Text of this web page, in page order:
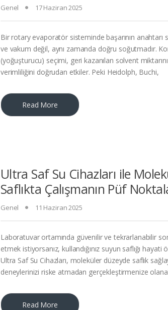
Genel 17 Haziran 2025
Bir rotary evaporatör sisteminde başarının anahtarı
ve vakum değil, aynı zamanda doğru soğutmadır.
(yoğuşturucu) seçimi, geri kazanılan solvent
verimliliğini doğrudan etkiler. Peki Heidolph, Buchi,
Read More
Ultra Saf Su Cihazları ile
Saflıkta Çalışmanın Püf
Genel 11 Haziran 2025
Laboratuvar ortamında güvenilir ve tekrarlanabilir
etmek istiyorsanız, kullandığınız suyun saflığı hayati
Ultra Saf Su Cihazları, moleküler düzeyde saflık
deneylerinizi riske atmadan gerçekleştirmenize
Read More